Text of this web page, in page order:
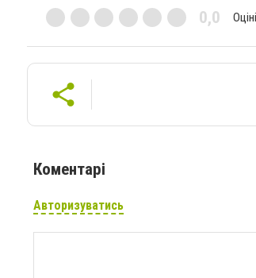
0,0
Коментарі
Авторизуватись